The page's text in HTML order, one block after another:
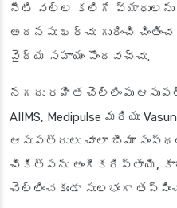
నీటి వల్ల కలిగే వ్యాధులను
అదనపు ఖర్చు గురించి
వైద్య సహాయం పొందవచ్చు.
నగదు రహిత చెల్లింపు
AIIMS, Medipulse మరియు
ఆసుపత్రులు చాలా బీమా
చికిత్సను అంగీకరిస్తాయి,
చెల్లించకుండా సులభంగా